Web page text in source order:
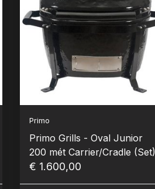
Primo
Primo Grills - Oval Junior
200 mét Carrier/Cradle (Set)
€ 1.600,00